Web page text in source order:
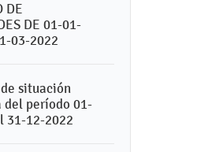
DE
DE 01-01-
03-2022
situación
período 01-
31-12-2022